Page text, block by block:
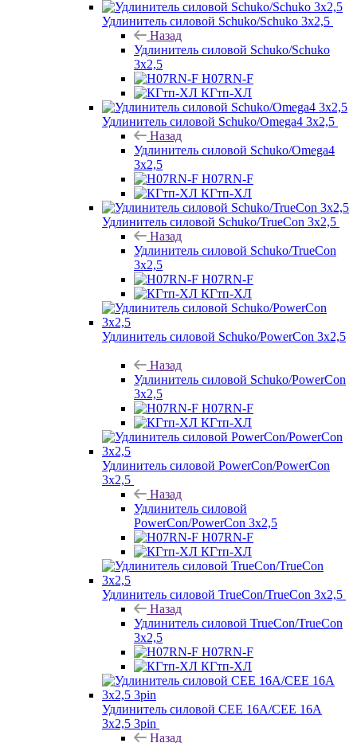
Удлинитель силовой Schuko/Schuko 3х2,5
Назад
Удлинитель силовой Schuko/Schuko
3х2,5
H07RN-F
КГтп-ХЛ
Удлинитель силовой Schuko/Omega4 3х2,5
Назад
Удлинитель силовой Schuko/Omega4
3х2,5
H07RN-F
КГтп-ХЛ
Удлинитель силовой Schuko/TrueCon 3х2,5
Назад
Удлинитель силовой Schuko/TrueCon
3х2,5
H07RN-F
КГтп-ХЛ
Удлинитель силовой Schuko/PowerCon 3х2,5
Назад
Удлинитель силовой Schuko/PowerCon
3х2,5
H07RN-F
КГтп-ХЛ
Удлинитель силовой PowerCon/PowerCon
3х2,5
Назад
Удлинитель силовой
PowerCon/PowerCon 3х2,5
H07RN-F
КГтп-ХЛ
Удлинитель силовой TrueCon/TrueCon 3х2,5
Назад
Удлинитель силовой TrueCon/TrueCon
3х2,5
H07RN-F
КГтп-ХЛ
Удлинитель силовой CEE 16A/CEE 16A
3х2,5 3pin
Назад